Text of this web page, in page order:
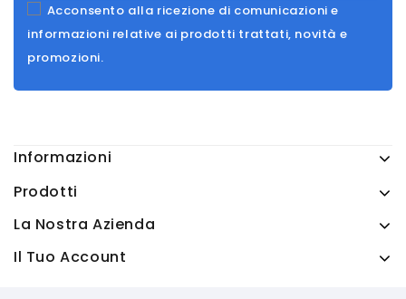
Acconsento alla ricezione di comunicazioni e
informazioni relative ai prodotti trattati, novità e
promozioni.
Informazioni
Prodotti
La Nostra Azienda
Il Tuo Account